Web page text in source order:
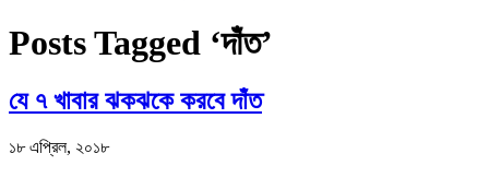
Posts Tagged ‘দাঁত’
যে ৭ খাবার ঝকঝকে করবে দাঁত
১৮ এপ্রিল, ২০১৮